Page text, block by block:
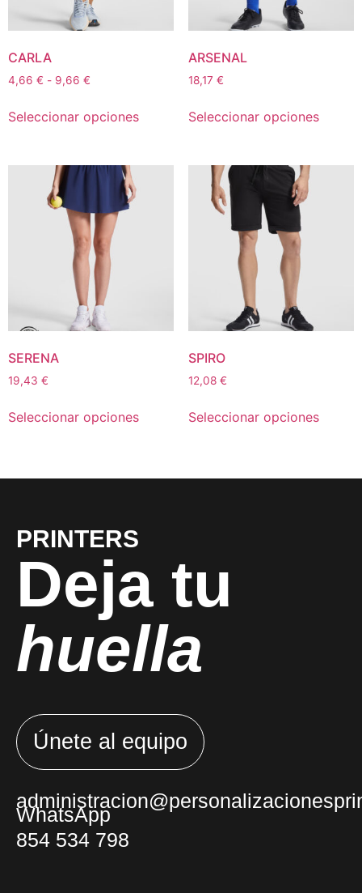
CARLA
4,66 € - 9,66 €
Seleccionar opciones
ARSENAL
18,17 €
Seleccionar opciones
SERENA
19,43 €
Seleccionar opciones
SPIRO
12,08 €
Seleccionar opciones
PRINTERS
Deja tu
huella
Únete al equipo
WhatsApp
854 534 798